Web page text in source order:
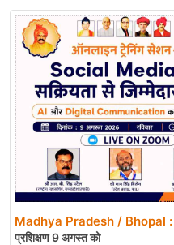
Madhya Pradesh / Bhopal :
प्रशिक्षण 9 अगस्त को